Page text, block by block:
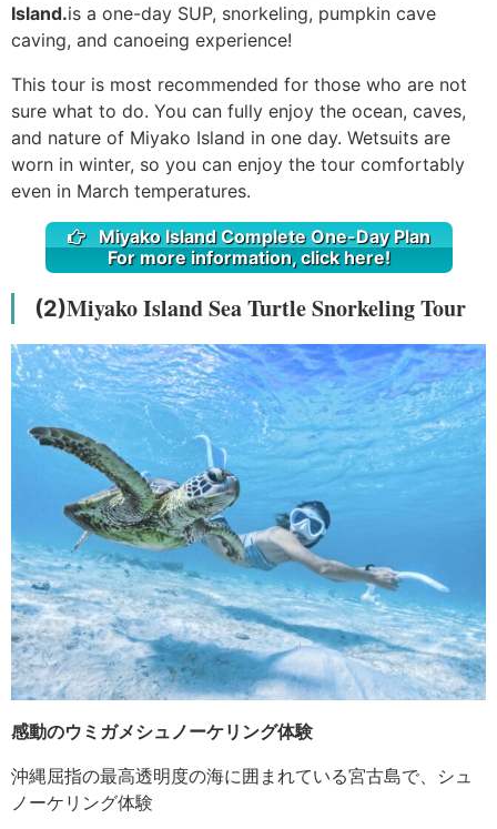
Island.is a one-day SUP, snorkeling, pumpkin cave
caving, and canoeing experience!
This tour is most recommended for those who are not
sure what to do. You can fully enjoy the ocean, caves,
and nature of Miyako Island in one day. Wetsuits are
worn in winter, so you can enjoy the tour comfortably
even in March temperatures.
Miyako Island Complete One-Day Plan
For more information, click here!
(2)Miyako Island Sea Turtle Snorkeling Tour
感動のウミガメシュノーケリング体験
沖縄屈指の最高透明度の海に囲まれている宮古島で、シュ
ノーケリング体験